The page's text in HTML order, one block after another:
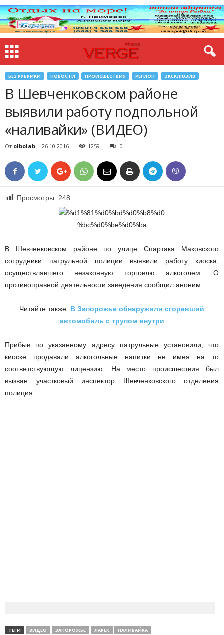
БЕЗ РУБРИКИ НОВОСТИ ПРОИСШЕСТВИЯ РЕГИОН ЭКСКЛЮЗИВ
В Шевченковском районе
выявили работу подпольной
«наливайки» (ВИДЕО)
От olbolab - 26.10.2016 1259 0
Просмотры: 248
В Шевченковском районе по улице Спартака Маковского
сотрудники патрульной полиции выявили работу киоска,
осуществлявшего незаконную торговлю алкоголем. О
противоправной деятельности заведения сообщил аноним.
Читайте также: В Запорожье обнаружили сгоревший
автомобиль с трупом внутри
Прибыв по указанному адресу патрульные установили, что
киоске продавали алкогольные напитки не имея на то
соответствующую лицензию. На место происшествия был
вызван участковый инспектор Шевченковского отделения
полиция.
ТЕГИ ВИДЕО ЗАПОРОЖЬЕ ЛАРЕК
НАЛИВАЙКА